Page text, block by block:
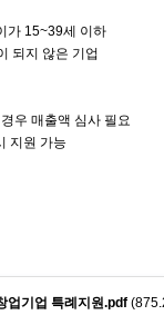
가 15~39세 이하
되지 않은 기업
우 매출액 심사 필요
지원 가능
업기업 특례지원.pdf